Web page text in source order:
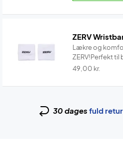
ZERV
Lækre og
ZERV!Perfekt til
49,00 kr.
30 dages fuld